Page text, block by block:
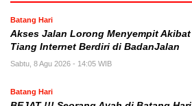
Batang Hari
Akses Jalan Lorong Menyempit Akibat
Tiang Internet Berdiri di BadanJalan
Sabtu, 8 Agu 2026 - 14:05 WIB
Batang Hari